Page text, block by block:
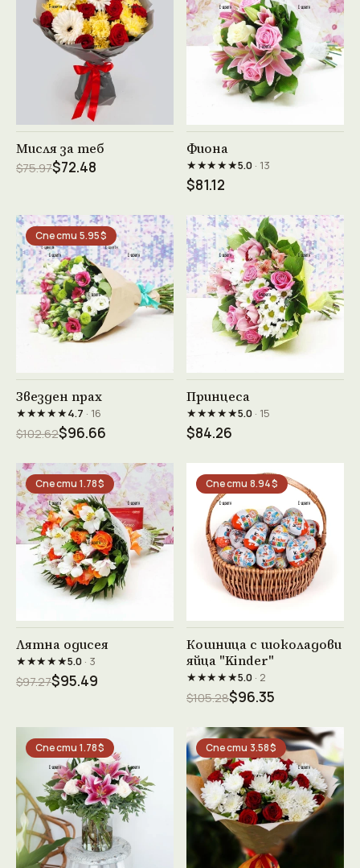
Виж продукта →
Мисля за теб
$75.97$72.48
Виж продукта →
Фиона
★★★★★5.0· 13
$81.12
Спести 5.95$
Виж продукта →
Звезден прах
★★★★★4.7 · 16
$102.62$96.66
Виж продукта →
Принцеса
★★★★★5.0· 15
$84.26
Спести 1.78$
Виж продукта →
Лятна одисея
★★★★★5.0· 3
$97.27$95.49
Спести 8.94$
Виж продукта →
Кошница с шоколадови
яйца "Kinder"
★★★★★5.0· 2
$105.28$96.35
Спести 1.78$ Спести 3.58$